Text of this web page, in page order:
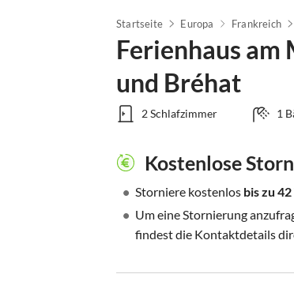
Startseite Europa Frankreich
Ferienhaus am
und Bréhat
2 Schlafzimmer 1
Kostenlose
• Storniere kostenlos bis zu
• Um eine Stornierung
findest die Kontaktdetails